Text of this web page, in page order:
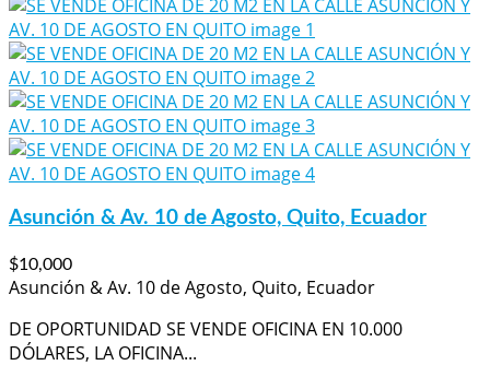
Asunción & Av. 10 de Agosto, Quito, Ecuador
$10,000
Asunción & Av. 10 de Agosto, Quito, Ecuador
DE OPORTUNIDAD SE VENDE OFICINA EN 10.000
DÓLARES, LA OFICINA...